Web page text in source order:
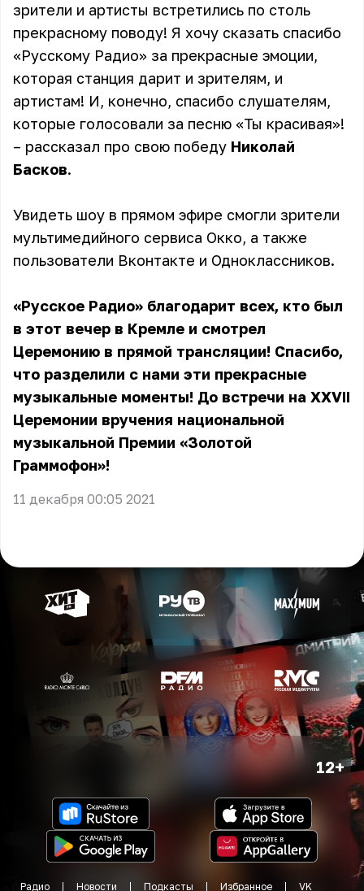
зрители и артисты встретились по столь
прекрасному поводу! Я хочу сказать спасибо
«Русскому Радио» за прекрасные эмоции,
которая станция дарит и зрителям, и
артистам! И, конечно, спасибо слушателям,
которые голосовали за песню «Ты красивая»!
– рассказал про свою победу Николай
Басков.
Увидеть шоу в прямом эфире смогли зрители
мультимедийного сервиса Окко, а также
пользователи Вконтакте и Одноклассников.
«Русское Радио» благодарит всех, кто был
в этот вечер в Кремле и смотрел
Церемонию в прямой трансляции! Спасибо,
что разделили с нами эти прекрасные
музыкальные моменты! До встречи на XXVII
Церемонии вручения национальной
музыкальной Премии «Золотой
Граммофон»!
11 декабря 00:05 2021
12+
Радио Новости Подкасты Избранное VK